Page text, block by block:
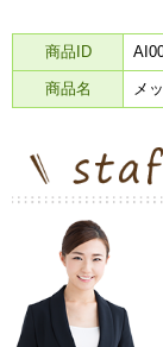
商品ID
商品名 メ